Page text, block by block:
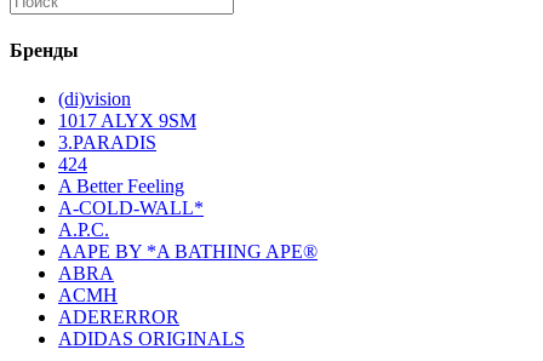
Бренды
(di)vision
1017 ALYX 9SM
3.PARADIS
424
A Better Feeling
A-COLD-WALL*
A.P.C.
AAPE BY *A BATHING APE®
ABRA
ACMH
ADERERROR
ADIDAS ORIGINALS